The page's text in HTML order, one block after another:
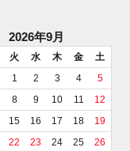
2026年9月
火 水 木 金
土
1
2 3 4
5
8 9 10 11
12
15 16 17 18
19
22 23 24 25
26